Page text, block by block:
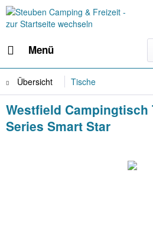
Menü
Übersicht Tische
Westfield Campingtisch
Series Smart Star